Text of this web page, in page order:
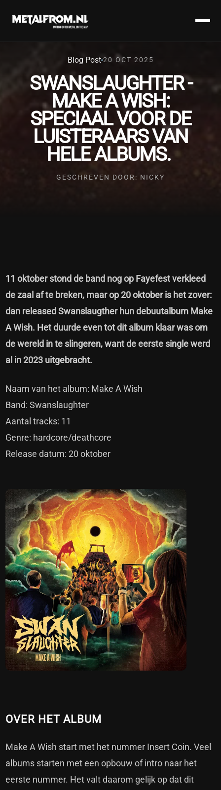
Blog Post 20 OCT 2025
SWANSLAUGHTER -
MAKE A WISH:
SPECIAAL VOOR DE
LUISTERAARS VAN
HELE ALBUMS.
GESCHREVEN DOOR: NICKY
11 oktober stond de band nog op Fayefest verkleed
de zaal af te breken, maar op 20 oktober is het zover:
dan released Swanslaugther hun debuutalbum Make
A Wish. Het duurde even tot dit album klaar was om
de wereld in te slingeren, want de eerste single werd
al in 2023 uitgebracht.
Naam van het album: Make A Wish
Band: Swanslaughter
Aantal tracks: 11
Genre: hardcore/deathcore
Release datum: 20 oktober
OVER HET ALBUM
Make A Wish start met het nummer Insert Coin. Veel
albums starten met een opbouw of intro naar het
eerste nummer. Het valt daarom gelijk op dat dit